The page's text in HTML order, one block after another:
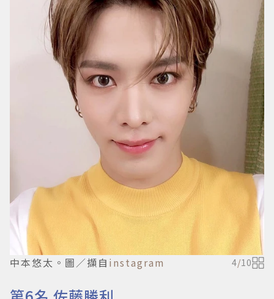
中本悠太。圖／擷自 instagram 4/10